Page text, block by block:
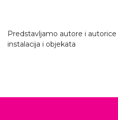
Predstavljamo autore i
instalacija i objekata